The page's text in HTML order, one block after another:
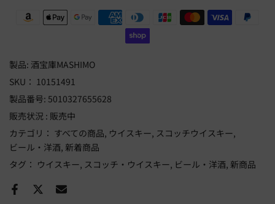
製品: 酒宝庫MASHIMO
SKU： 10151491
製品番号: 5010327655628
販売状況 : 販売中
カテゴリ： すべての商品 ウイスキー スコッチウイスキー
ビール・洋酒 新着商品
タグ： ウイスキー スコッチ・ウイスキー ビール・洋酒 新商品